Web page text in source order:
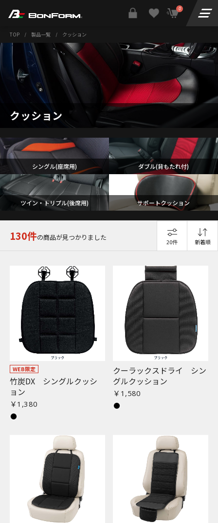
0
TOP / 製品一覧 / クッション
クッション
シングル(座席用) ダブル(背もたれ付)
ツイン・トリプル(後席用) サポートクッション
130件の商品が見つかりました
20件 新着順
WEB限定
竹炭DX シングルクッシ
ョン
￥1,380
クーラックスドライ シン
グルクッション
￥1,580